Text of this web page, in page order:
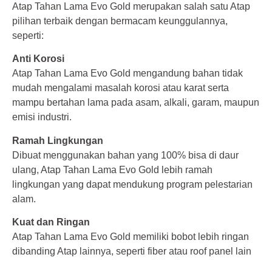
Atap Tahan Lama Evo Gold merupakan salah satu Atap
pilihan terbaik dengan bermacam keunggulannya,
seperti:
Anti Korosi
Atap Tahan Lama Evo Gold mengandung bahan tidak
mudah mengalami masalah korosi atau karat serta
mampu bertahan lama pada asam, alkali, garam, maupun
emisi industri.
Ramah Lingkungan
Dibuat menggunakan bahan yang 100% bisa di daur
ulang, Atap Tahan Lama Evo Gold lebih ramah
lingkungan yang dapat mendukung program pelestarian
alam.
Kuat dan Ringan
Atap Tahan Lama Evo Gold memiliki bobot lebih ringan
dibanding Atap lainnya, seperti fiber atau roof panel lain